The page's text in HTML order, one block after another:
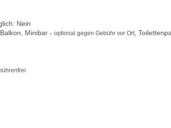
Nein
Balkon, Minibar - optional gegen Gebühr vor Ort ,